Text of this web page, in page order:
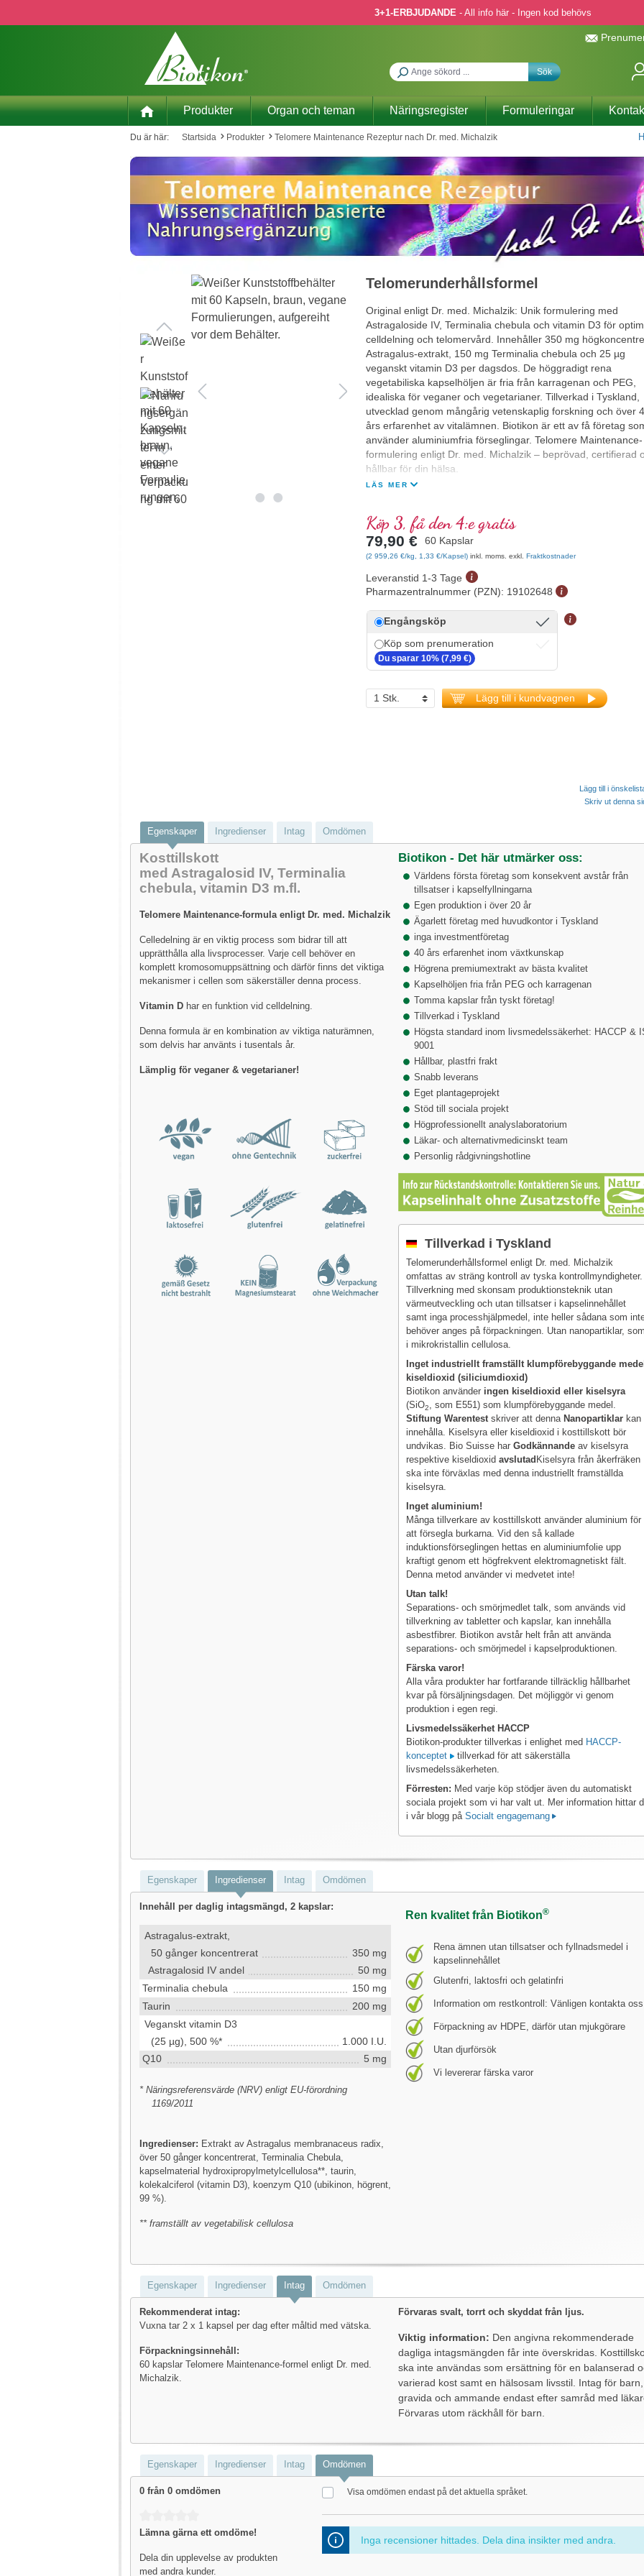
3+1-ERBJUDANDE - All info här - Ingen kod behövs
Sök
Produkter Organ och teman Näringsregister Formuleringar
Du är här: Startsida Produkter Telomere Maintenance Rezeptur nach Dr. med. Michalzik
Telomerunderhållsformel
Original enligt Dr. med. Michalzik: Unik formulering med
Astragaloside IV, Terminalia chebula och vitamin D3 för
celldelning och telomervård. Innehåller 350 mg
Astragalus-extrakt, 150 mg Terminalia chebula och 25 µg
veganskt vitamin D3 per dagsdos. De höggradigt rena
vegetabiliska kapselhöljen är fria från karragenan och PEG,
idealiska för veganer och vegetarianer. Tillverkad i Tyskland,
utvecklad genom mångårig vetenskaplig forskning och över
års erfarenhet av vitalämnen. Biotikon är ett av få företag
använder aluminiumfria förseglingar. Telomere Maintenance-
formulering enligt Dr. med. Michalzik – beprövad, certifierad
hållbar för din hälsa.
LÄS MER
Köp 3, få den 4:e gratis
79,90 € 60 Kapslar
(2 959,26 €/kg, 1,33 €/Kapsel) inkl. moms. exkl. Fraktkostnader
Leveranstid 1-3 Tage
Pharmazentralnummer (PZN): 19102648
Engångsköp
Köp som prenumeration
Du sparar 10% (7,99 €)
Lägg till i kundvagnen
Lägg till i
Skriv ut denna
Egenskaper Ingredienser Intag Omdömen
Kosttillskott
med Astragalosid IV, Terminalia
chebula, vitamin D3 m.fl.
Telomere Maintenance-formula enligt Dr. med. Michalzik
Celledelning är en viktig process som bidrar till att
upprätthålla alla livsprocesser. Varje cell behöver en
komplett kromosomuppsättning och därför finns det viktiga
mekanismer i cellen som säkerställer denna process.
Vitamin D har en funktion vid celldelning.
Denna formula är en kombination av viktiga naturämnen,
som delvis har använts i tusentals år.
Lämplig för veganer & vegetarianer!
Biotikon - Det här utmärker oss:
Världens första företag som konsekvent avstår från
tillsatser i kapselfyllningarna
Egen produktion i över 20 år
Ägarlett företag med huvudkontor i Tyskland
inga investmentföretag
40 års erfarenhet inom växtkunskap
Högrena premiumextrakt av bästa kvalitet
Kapselhöljen fria från PEG och karragenan
Tomma kapslar från tyskt företag!
Tillverkad i Tyskland
Högsta standard inom livsmedelssäkerhet: HACCP &
9001
Hållbar, plastfri frakt
Snabb leverans
Eget plantageprojekt
Stöd till sociala projekt
Högprofessionellt analyslaboratorium
Läkar- och alternativmedicinskt team
Personlig rådgivningshotline
Tillverkad i Tyskland
Telomerunderhållsformel enligt Dr. med. Michalzik
omfattas av sträng kontroll av tyska kontrollmyndigheter.
Tillverkning med skonsam produktionsteknik utan
värmeutveckling och utan tillsatser i kapselinnehållet
samt inga processhjälpmedel, inte heller sådana som
behöver anges på förpackningen. Utan nanopartiklar,
i mikrokristallin cellulosa.
Inget industriellt framställt klumpförebyggande
kiseldioxid (siliciumdioxid)
Biotikon använder ingen kiseldioxid eller kiselsyra
(SiO2, som E551) som klumpförebyggande medel.
Stiftung Warentestskriver att denna Nanopartiklar kan
innehålla. Kiselsyra eller kiseldioxid i kosttillskott bör
undvikas. Bio Suisse harGodkännande av kiselsyra
respektive kiseldioxidavslutad Kiselsyra från åkerfräken
ska inte förväxlas med denna industriellt framställda
kiselsyra.
Inget aluminium!
Många tillverkare av kosttillskott använder aluminium för
att försegla burkarna. Vid den så kallade
induktionsförseglingen hettas en aluminiumfolie upp
kraftigt genom ett högfrekvent elektromagnetiskt fält.
Denna metod använder vi medvetet inte!
Utan talk!
Separations- och smörjmedlet talk, som används vid
tillverkning av tabletter och kapslar, kan innehålla
asbestfibrer. Biotikon avstår helt från att använda
separations- och smörjmedel i kapselproduktionen.
Färska varor!
Alla våra produkter har fortfarande tillräcklig hållbarhet
kvar på försäljningsdagen. Det möjliggör vi genom
produktion i egen regi.
Livsmedelssäkerhet HACCP
Biotikon-produkter tillverkas i enlighet med HACCP-
konceptet
tillverkad för att säkerställa
livsmedelssäkerheten.
Förresten: Med varje köp stödjer även du automatiskt
sociala projekt som vi har valt ut. Mer information hittar
i vår blogg påSocialt engagemang
Egenskaper Ingredienser Intag Omdömen
Innehåll per daglig intagsmängd, 2 kapslar:
Astragalus-extrakt,
50 gånger koncentrerat
350 mg
Astragalosid IV andel
50 mg
Terminalia chebula
150 mg
Taurin
200 mg
Veganskt vitamin D3
(25 µg), 500 %*
1.000 I.U.
Q10
5 mg
* Näringsreferensvärde (NRV) enligt EU-förordning
1169/2011
Ingredienser: Extrakt av Astragalus membranaceus radix,
över 50 gånger koncentrerat, Terminalia Chebula,
kapselmaterial hydroxipropylmetylcellulosa**, taurin,
kolekalciferol (vitamin D3), koenzym Q10 (ubikinon, högrent,
99 %).
** framställt av vegetabilisk cellulosa
Ren kvalitet från Biotikon®
Rena ämnen utan tillsatser och fyllnadsmedel i
kapselinnehållet
Glutenfri, laktosfri och gelatinfri
Information om restkontroll: Vänligen kontakta
Förpackning av HDPE, därför utan mjukgörare
Utan djurförsök
Vi levererar färska varor
Egenskaper Ingredienser Intag Omdömen
Rekommenderat intag:
Vuxna tar 2 x 1 kapsel per dag efter måltid med vätska.
Förpackningsinnehåll:
60 kapslar Telomere Maintenance-formel enligt Dr. med.
Michalzik.
Förvaras svalt, torrt och skyddat från ljus.
Viktig information: Den angivna rekommenderade
dagliga intagsmängden får inte överskridas.
ska inte användas som ersättning för en balanserad
varierad kost samt en hälsosam livsstil. Intag för barn,
gravida och ammande endast efter samråd med
Förvaras utom räckhåll för barn.
Egenskaper Ingredienser Intag Omdömen
0 från 0 omdömen
Lämna gärna ett omdöme!
Dela din upplevelse av produkten
med andra kunder.
Visa omdömen endast på det aktuella språket.
Inga recensioner hittades. Dela dina insikter med andra.